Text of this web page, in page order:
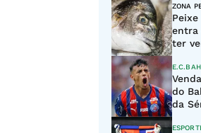
ZONA
entra
ter
do
da